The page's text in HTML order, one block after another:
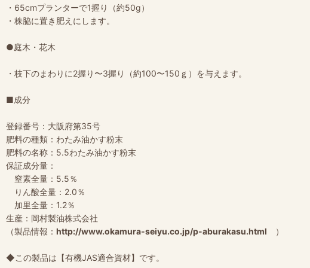
・65cmプランターで1握り（約50g）
・株脇に置き肥えにします。
●庭木・花木
・枝下のまわりに2握り〜3握り（約100〜150ｇ）を与えます。
■成分
登録番号：大阪府第35号
肥料の種類：わたみ油かす粉末
肥料の名称：5.5わたみ油かす粉末
保証成分量：
窒素全量：5.5％
りん酸全量：2.0％
加里全量：1.2％
生産：岡村製油株式会社
（製品情報： http://www.okamura-seiyu.co.jp/p-aburakasu.html ）
◆この製品は【有機JAS適合資材】です。